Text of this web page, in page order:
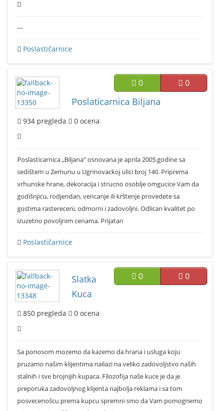
---
Poslastičarnice
0 0
Poslaticarnica Biljana
934 pregleda 0 ocena
Poslasticarnica „Biljana“ osnovana je aprila 2005.godine sa
sedištem u Zemunu u Ugrinovackoj ulici broj 140. Priprema
vrhunske hrane, dekoracija i strucno osoblje omgucice Vam da
godišnjicu, rodjendan, vencanje ili krštenje provedete sa
gostima rastereceni, odmorni i zadovoljni. Odlican kvalitet po
izuzetno povoljnim cenama. Prijatan
Poslastičarnice
0 0
Slatka
Kuca
850 pregleda 0 ocena
Sa ponosom mozemo da kazemo da hrana i usluga koju
pruzamo našim klijentima nailazi na veliko zadovoljstvo naših
stalnih i sve brojnijih kupaca. Filozofija naše kuce je da je
preporuka zadovoljnog klijenta najbolja reklama i sa tom
posvecenošcu prema kupcu spremni smo da Vam pomognemo